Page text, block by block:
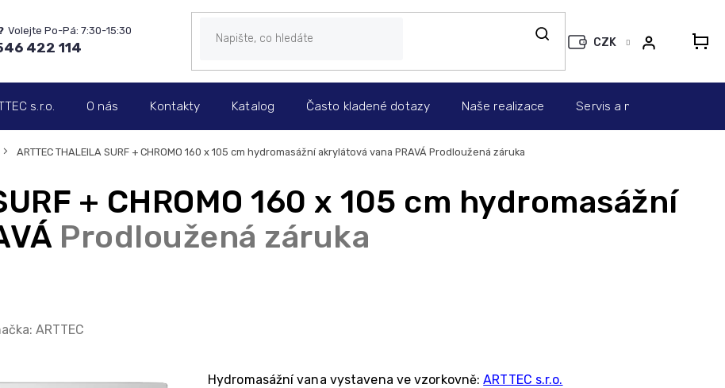
422 114 CZK
s.r.o. O nás Kontakty Katalog Často kladené dotazy Naše realizace Servis a montáž
ARTTEC THALEILA SURF + CHROMO 160 x 105 cm hydromasážní akrylátová vana PRAVÁ Prodloužená záruka
+ CHROMO 160 x 105 cm hydromasážní
Prodloužená záruka
ARTTEC
Hydromasážní vana vystavena ve vzorkovně:ARTTEC s.r.o.